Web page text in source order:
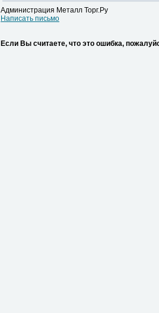
Администрация Металл Торг.Ру
Написать письмо
Если Вы считаете, что это ошибка,